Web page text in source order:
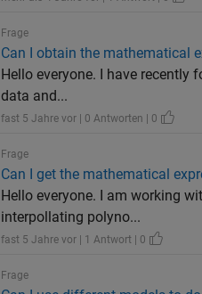
Frage
Can I obtain the mathematical
Hello everyone. I have
data and...
fast 5 Jahre vor | 0 Antworten | 0
Frage
Can I get the mathematical
Hello everyone. I am working
interpollating polyno...
fast 5 Jahre vor | 1 Antwort | 0
Frage